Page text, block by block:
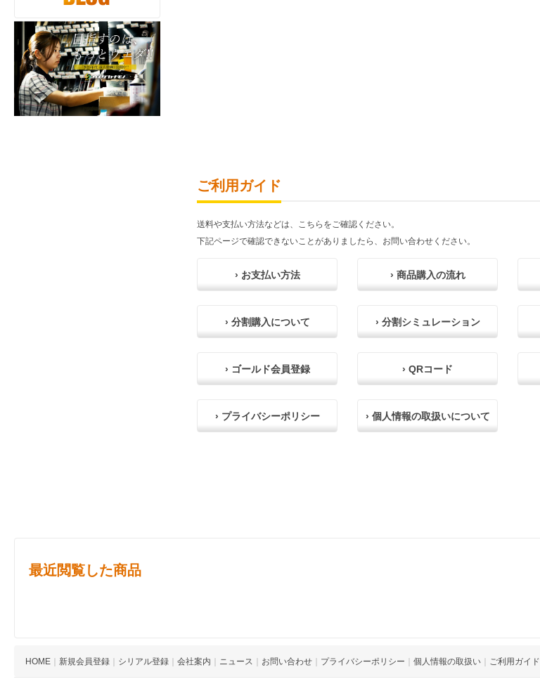
ご利用ガイド
送料や支払い方法などは、こちらをご確認ください。
下記ページで確認できないことがありましたら、お問い合わせください。
› お支払い方法 › 商品購入の流れ
› 分割購入について › 分割シミュレーション
› ゴールド会員登録 › QRコード
› プライバシーポリシー › 個人情報の取扱いについて
最近閲覧した商品
HOME 新規会員登録 シリアル登録 会社案内 ニュース お問い合わせ プライバシーポリシー 個人情報の取扱い ご利用ガイド